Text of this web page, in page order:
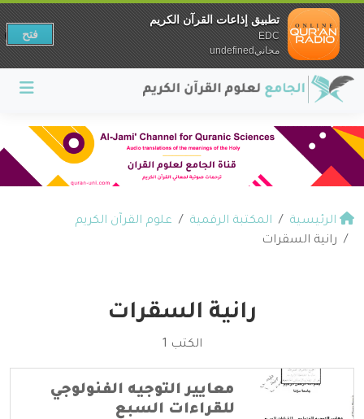
الرئيسية المكتبة الرقمية
علوم القرآن الكريم
رانية السقرات
رانية السقرات
الكتب 1
معايير التوجيه الفنولوجي
للقراءات السبع
تطبيق إذاعات القرآن الكريم
EDC
مجانيundefined
فتح